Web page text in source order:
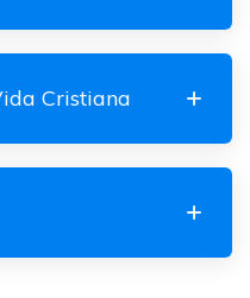
Cristiana